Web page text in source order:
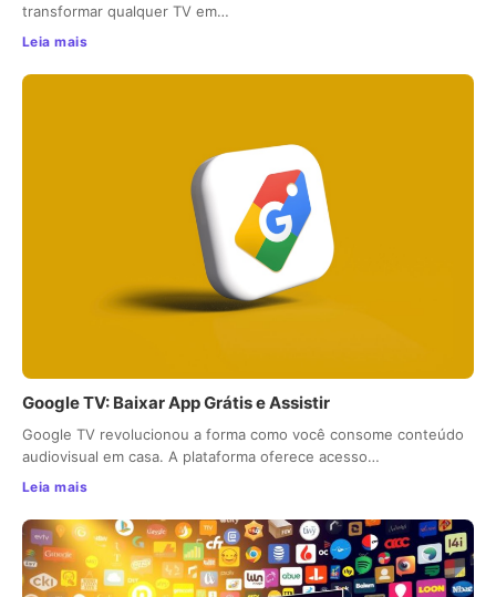
transformar qualquer TV em…
Leia mais
Google TV: Baixar App Grátis e Assistir
Google TV revolucionou a forma como você consome conteúdo
audiovisual em casa. A plataforma oferece acesso…
Leia mais